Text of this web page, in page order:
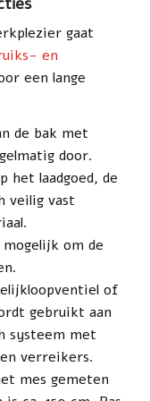
gaat
en
een lange
de bak met
door.
het laadgoed, de
veilig vast
om de
of
gebruikt aan
systeem met
verreikers.
mes gemeten